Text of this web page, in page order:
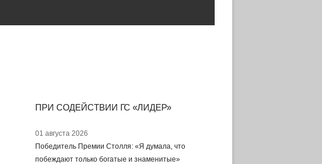
ПРИ СОДЕЙСТВИИ ГС «ЛИДЕР»
01 августа 2026
Победитель Премии Столля: «Я думала, что
побеждают только богатые и знаменитые»